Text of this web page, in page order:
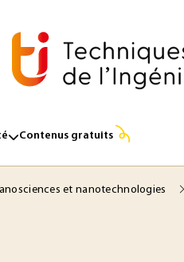
Contenus gratuits
et nanotechnologies